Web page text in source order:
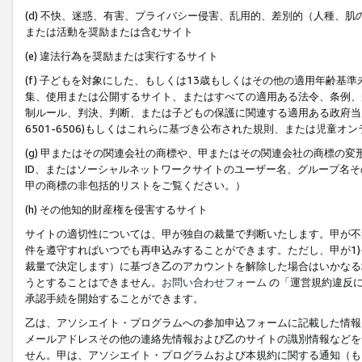
(d) 不快、迷惑、有害、プライバシー侵害、乱用的、差別的（人種、
または活動を奨励または含むサイト
(e) 違法行為を奨励または実行するサイト
(f) 子どもを対象にした、もしくは13歳もしくはその他の適用年齢基
集、使用または公開するサイト、またはすべての適用ある法令、条例
制ルール、判決、判断、または子どもの保護に関連する適用ある政府
6501-6506)もしくはこれらに基づき公布された規則、または児童オン
(g) 甲またはその関連会社の商標や、甲またはその関連会社の商標の
ID、またはソーシャルネットワークサイトのユーザー名、グループ名
甲の商標の非包括的リストをご覧ください。）
(h) その他知的財産権を侵害するサイト
サイトの適切性については、甲が独自の裁量で判断いたします。甲が
件を遵守すればいつでも再申込みすることができます。ただし、甲が
裁量で決定します）に基づき乙のアカウントを解除した場合はいかな
うとすることはできません。 お問い合わせフォーム の「運営規約違反
承認手続を開始することができます。
乙は、アソシエイト・プログラムへの参加申込フォームに記載した情
メールアドレスその他の連絡先情報および乙のサイトの識別情報など
せん。甲は、アソシエイト・プログラムおよび本規約に関する通知（